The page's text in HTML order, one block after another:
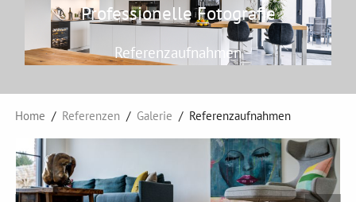
Professionelle Fotografie
Referenzaufnahmen
Home Referenzen Galerie Referenzaufnahmen